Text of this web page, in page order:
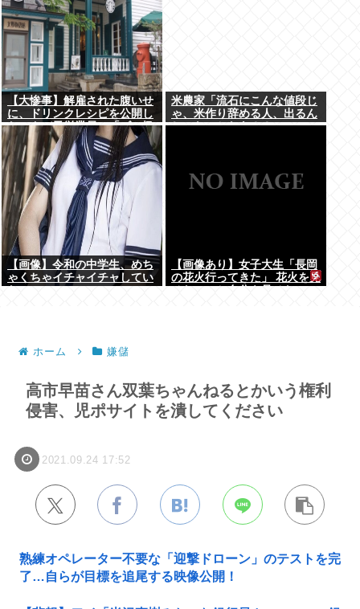
【大惨事】解雇された腹いせ
に、ドリンクレシピを公開し
たスタバ元従業員 「ゴミ扱
いするからこうなるwww」
⇒！
米農家「流石にこんな値段じ
ゃ、米作り辞める人、出るん
じゃないかなあ？？」
【画像】令和の中学生、めち
ゃくちゃイチャイチャしてい
【画像あり】女子大生「長岡
の花火行ってきた」 花火を見
ホーム 嫌儲
高市早苗さん双葉ちゃんねるとかいう権利
侵害、児ポサイトを潰してください
2021.09.24 17:52
熟練オペレーター不要な「迎撃ドローン」のテストを完
了…自らが目標を追尾する映像公開！